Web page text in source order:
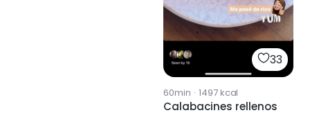
33
60min · 1497kcal
Calabacines rellenos